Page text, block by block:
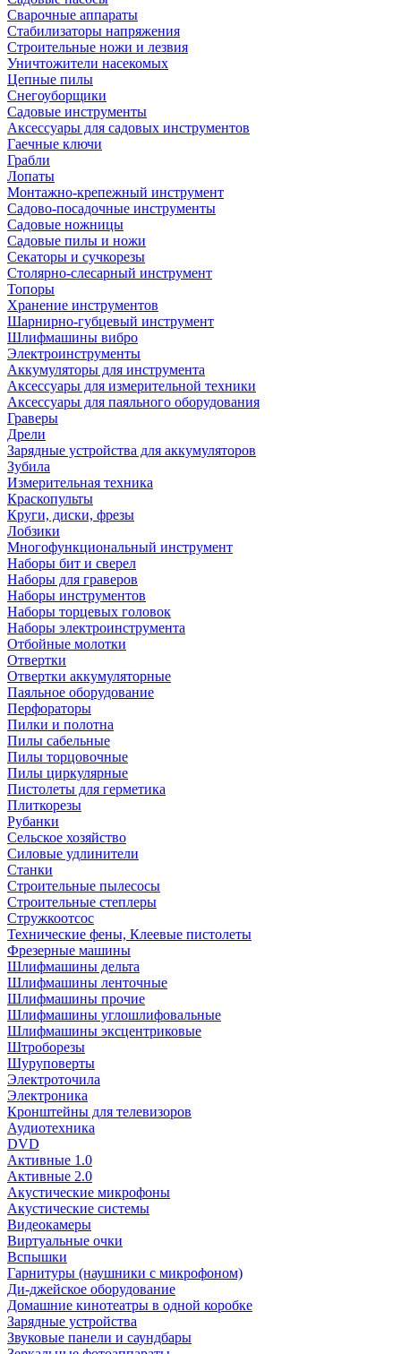
Сварочные аппараты
Стабилизаторы напряжения
Строительные ножи и лезвия
Уничтожители насекомых
Цепные пилы
Снегоуборщики
Садовые инструменты
Аксессуары для садовых инструментов
Гаечные ключи
Грабли
Лопаты
Монтажно-крепежный инструмент
Садово-посадочные инструменты
Садовые ножницы
Садовые пилы и ножи
Секаторы и сучкорезы
Столярно-слесарный инструмент
Топоры
Хранение инструментов
Шарнирно-губцевый инструмент
Шлифмашины вибро
Электроинструменты
Аккумуляторы для инструмента
Аксессуары для измерительной техники
Аксессуары для паяльного оборудования
Граверы
Дрели
Зарядные устройства для аккумуляторов
Зубила
Измерительная техника
Краскопульты
Круги, диски, фрезы
Лобзики
Многофункциональный инструмент
Наборы бит и сверел
Наборы для граверов
Наборы инструментов
Наборы торцевых головок
Наборы электроинструмента
Отбойные молотки
Отвертки
Отвертки аккумуляторные
Паяльное оборудование
Перфораторы
Пилки и полотна
Пилы сабельные
Пилы торцовочные
Пилы циркулярные
Пистолеты для герметика
Плиткорезы
Рубанки
Сельское хозяйство
Силовые удлинители
Станки
Строительные пылесосы
Строительные степлеры
Стружкоотсос
Технические фены, Клеевые пистолеты
Фрезерные машины
Шлифмашины дельта
Шлифмашины ленточные
Шлифмашины прочие
Шлифмашины углошлифовальные
Шлифмашины эксцентриковые
Штроборезы
Шуруповерты
Электроточила
Электроника
Кронштейны для телевизоров
Аудиотехника
DVD
Активные 1.0
Активные 2.0
Акустические микрофоны
Акустические системы
Видеокамеры
Виртуальные очки
Вспышки
Гарнитуры (наушники с микрофоном)
Ди-джейское оборудование
Домашние кинотеатры в одной коробке
Зарядные устройства
Звуковые панели и саундбары